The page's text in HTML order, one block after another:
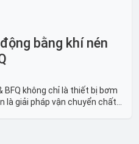
bằng khí nén
BFQ không chỉ là thiết bị bơm
là giải pháp vận chuyển chất